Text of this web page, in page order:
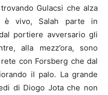
Gulacsi che alza
è vivo, Salah parte in
portiere avversario gli
alla mezz’ora, sono
con Forsberg che dal
il palo. La grande
di Diogo Jota che non